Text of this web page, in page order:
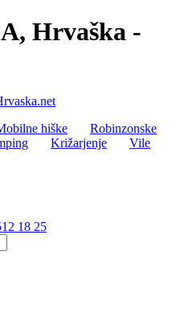
Hrvaška -
hiške
Robinzonske
Križarjenje
Vile
18 25